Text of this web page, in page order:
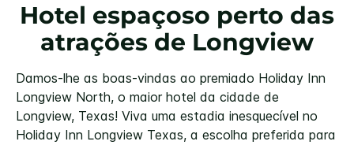
Hotel espaçoso perto das
atrações de Longview
Damos-lhe as boas-vindas ao premiado Holiday Inn
Longview North, o maior hotel da cidade de
Longview, Texas! Viva uma estadia inesquecível no
Holiday Inn Longview Texas, a escolha preferida para